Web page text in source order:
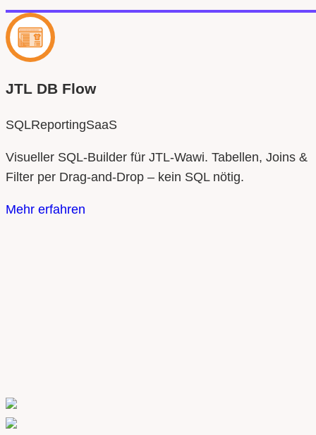
JTL DB Flow
SQLReportingSaaS
Visueller SQL‑Builder für JTL‑Wawi. Tabellen, Joins &
Filter per Drag‑and‑Drop – kein SQL nötig.
Mehr erfahren